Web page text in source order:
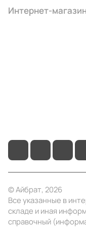
Интернет-магазин
© Айбрат, 2026
Все указанные в
складе и иная
справочный